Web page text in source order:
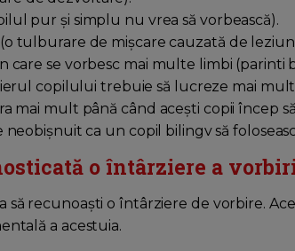
pur și simplu nu vrea să vorbească).
tulburare de mișcare cauzată de
care se vorbesc mai multe limbi (parinti
copilului trebuie să lucreze mai
mai mult până când acești copii încep
neobișnuit ca un copil bilingv să
o întârziere a
să recunoaști o întârziere de vorbire.
a acestuia.